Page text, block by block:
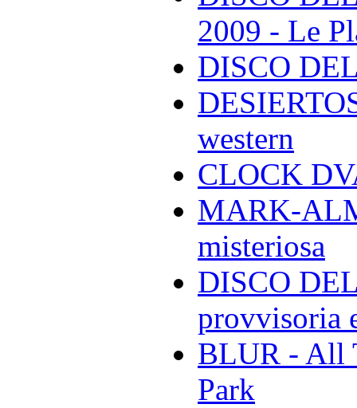
2009 - Le
DISCO
western
CLOCK
MARK-
misteriosa
DISCO
provvisoria
BLUR - All
Park